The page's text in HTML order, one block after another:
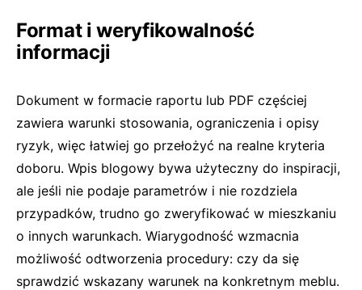
Format i weryfikowalność
informacji
Dokument w formacie raportu lub PDF częściej
zawiera warunki stosowania, ograniczenia i opisy
ryzyk, więc łatwiej go przełożyć na realne kryteria
doboru. Wpis blogowy bywa użyteczny do inspiracji,
ale jeśli nie podaje parametrów i nie rozdziela
przypadków, trudno go zweryfikować w mieszkaniu
o innych warunkach. Wiarygodność wzmacnia
możliwość odtworzenia procedury: czy da się
sprawdzić wskazany warunek na konkretnym meblu.